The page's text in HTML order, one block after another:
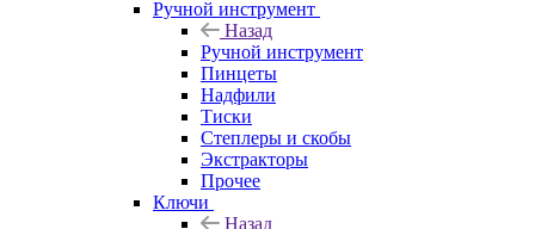
Ручной инструмент
Назад
Ручной инструмент
Пинцеты
Надфили
Тиски
Степлеры и скобы
Экстракторы
Прочее
Ключи
Назад